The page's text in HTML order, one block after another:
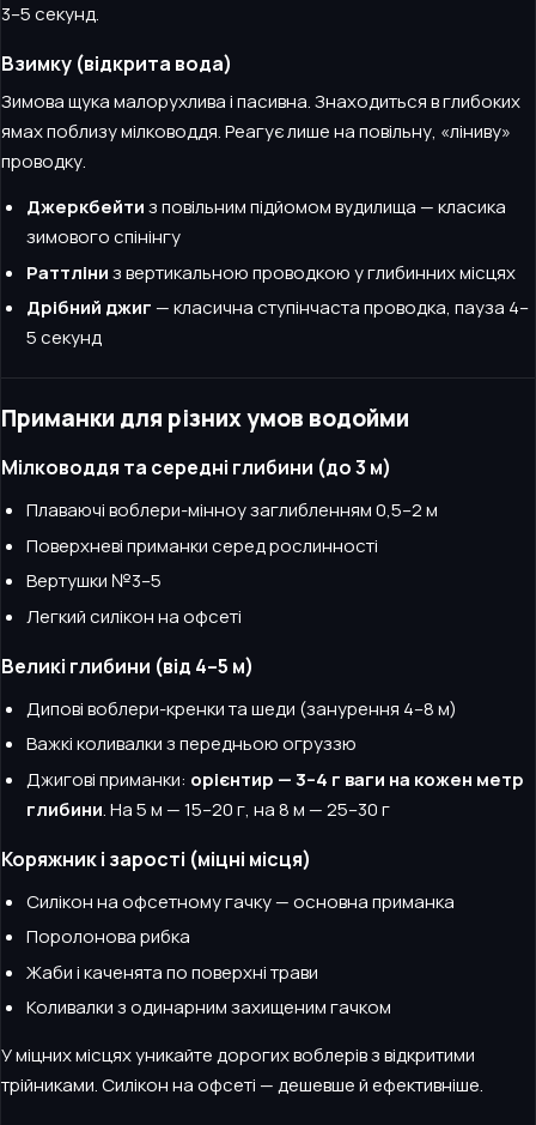
3–5 секунд.
Взимку (відкрита вода)
Зимова щука малорухлива і пасивна. Знаходиться в глибоких
ямах поблизу мілководдя. Реагує лише на повільну, «ліниву»
проводку.
Джеркбейтиз повільним підйомом вудилища — класика
зимового спінінгу
Раттліниз вертикальною проводкою у глибинних місцях
Дрібний джиг — класична ступінчаста проводка, пауза 4–
5 секунд
Приманки для різних умов водойми
Мілководдя та середні глибини (до 3 м)
Плаваючі воблери-мінноу заглибленням 0,5–2 м
Поверхневі приманки серед рослинності
Вертушки №3–5
Легкий силікон на офсеті
Великі глибини (від 4–5 м)
Дипові воблери-кренки та шеди (занурення 4–8 м)
Важкі коливалки з передньою огруззю
Джигові приманки: орієнтир — 3–4 г ваги на кожен метр
глибини. На 5 м — 15–20 г, на 8 м — 25–30 г
Коряжник і зарості (міцні місця)
Силікон на офсетному гачку — основна приманка
Поролонова рибка
Жаби і каченята по поверхні трави
Коливалки з одинарним захищеним гачком
У міцних місцях уникайте дорогих воблерів з відкритими
трійниками. Силікон на офсеті — дешевше й ефективніше.